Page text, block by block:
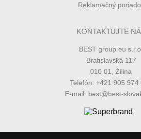
Reklamačný
KONTAKTUJTE
BEST group eu s.r.o.
Bratislavská 117
010 01, Žilina
Telefón: +421 905 974
E-mail: best@best-